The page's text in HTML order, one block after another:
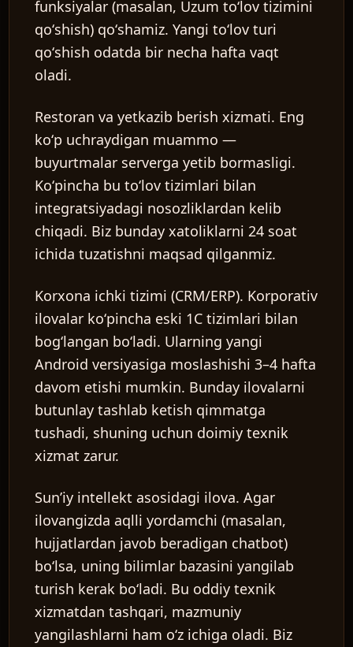
funksiyalar (masalan, Uzum toʻlov tizimini
qoʻshish) qoʻshamiz. Yangi toʻlov turi
qoʻshish odatda bir necha hafta vaqt
oladi.
Restoran va yetkazib berish xizmati. Eng
koʻp uchraydigan muammo —
buyurtmalar serverga yetib bormasligi.
Koʻpincha bu toʻlov tizimlari bilan
integratsiyadagi nosozliklardan kelib
chiqadi. Biz bunday xatoliklarni 24 soat
ichida tuzatishni maqsad qilganmiz.
Korxona ichki tizimi (CRM/ERP). Korporativ
ilovalar koʻpincha eski 1C tizimlari bilan
bogʻlangan boʻladi. Ularning yangi
Android versiyasiga moslashishi 3–4 hafta
davom etishi mumkin. Bunday ilovalarni
butunlay tashlab ketish qimmatga
tushadi, shuning uchun doimiy texnik
xizmat zarur.
Sunʼiy intellekt asosidagi ilova. Agar
ilovangizda aqlli yordamchi (masalan,
hujjatlardan javob beradigan chatbot)
boʻlsa, uning bilimlar bazasini yangilab
turish kerak boʻladi. Bu oddiy texnik
xizmatdan tashqari, mazmuniy
yangilashlarni ham oʻz ichiga oladi. Biz